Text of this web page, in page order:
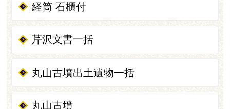
経筒 石櫃付
芹沢文書一括
丸山古墳出土遺物一括
丸山古墳